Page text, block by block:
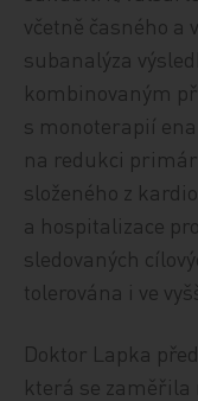
včetně časného
subanalýza
kombinovaným
s monoterapií
na redukci
složeného z
a hospitalizace
sledovaných
tolerována i ve
Doktor Lapka
která se zaměřila